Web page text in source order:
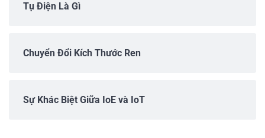
Tụ Điện Là Gì
Chuyển Đổi Kích Thước Ren
Sự Khác Biệt Giữa IoE và IoT